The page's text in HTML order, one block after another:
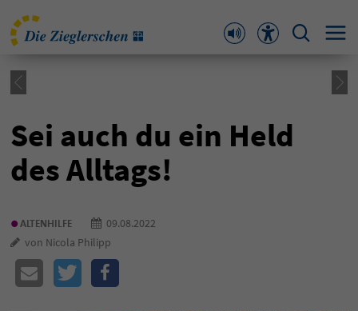
Sei auch du ein Held
des Alltags!
•ALTENHILFE
09.08.2022
von Nicola Philipp